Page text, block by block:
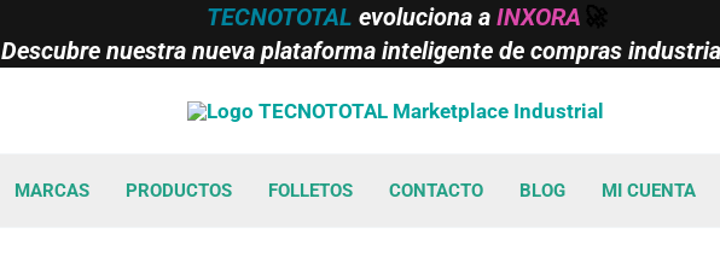
TECNOTOTAL evoluciona aINXORA
Descubre nuestra nueva plataforma inteligente de compras
MARCAS PRODUCTOS FOLLETOS CONTACTO BLOG MI CUENTA